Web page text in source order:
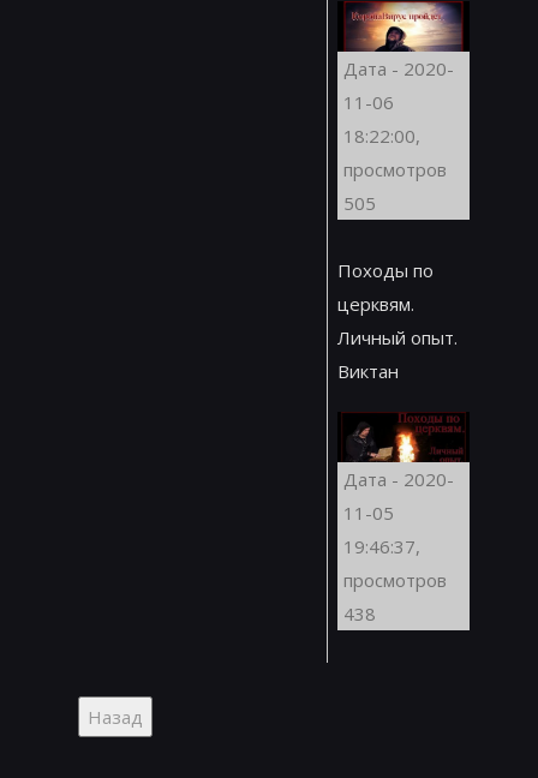
Дата - 2020-
11-06
18:22:00,
просмотров
505
Походы по
церквям.
Личный опыт.
Виктан
Дата - 2020-
11-05
19:46:37,
просмотров
438